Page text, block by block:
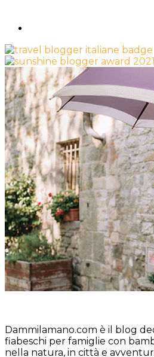
Dammilamano.com è il blog
fiabeschi per famiglie con
nella natura, in città e